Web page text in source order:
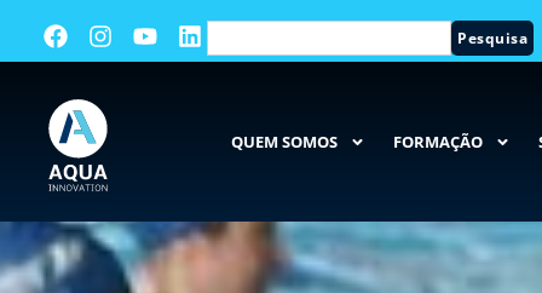
Pesquisa
QUEM SOMOS FORMAÇÃO